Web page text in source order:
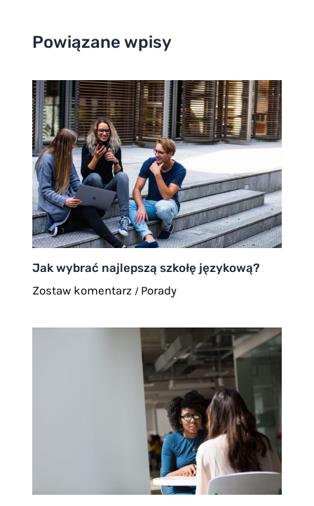
Powiązane wpisy
Jak wybrać najlepszą szkołę językową?
Zostaw komentarz / Porady